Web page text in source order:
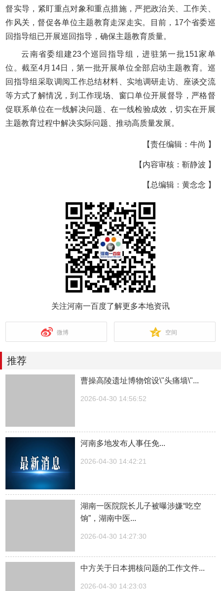
督实导，紧盯重点对象和重点措施，严把政治关、工作关、
作风关，督促各单位主题教育走深走实。目前，17个省委巡
回指导组已开展巡回指导，确保主题教育质量。
云南省委组建23个巡回指导组，进驻第一批151家单
位。截至4月14日，第一批开展单位全部启动主题教育。巡
回指导组采取调阅工作总结材料、实地调研走访、座谈交流
等方式了解情况，到工作现场、窗口单位开展督导，严格督
促联系单位在一线解决问题、在一线检验成效，切实在开展
主题教育过程中解决实际问题、推动高质量发展。
【责任编辑：牛尚 】
【内容审核：靳静波 】
【总编辑：黄念念 】
关注河南一百度了解更多本地资讯
微博 空间
推荐
曹操高陵遗址博物馆设\"头痛墙\"...
2026-04-30 14:56:52
河南多地发布人事任免...
2026-04-30 14:42:21
湖南一医院院长儿子被曝涉嫌“吃空
饷”，湖南中医...
2026-04-30 14:27:30
中方关于日本拥核问题的工作文件...
2026-04-30 14:23:03